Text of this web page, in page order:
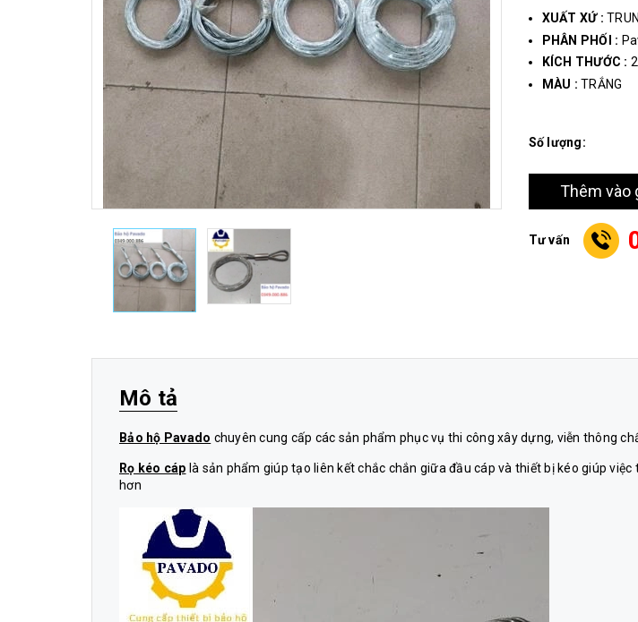
XUẤT XỨ :
PHÂN PHỐI :
KÍCH THƯỚC :
MÀU : TRẮNG
Số lượng:
Thêm vào
Tư vấn
Mô tả
Bảo hộ Pavado chuyên cung cấp các sản phẩm phục vụ thi công xây dựng, viễn thông
Rọ kéo cáp là sản phẩm giúp tạo liên kết chắc chắn giữa đầu cáp và thiết bị kéo giúp việc
hơn